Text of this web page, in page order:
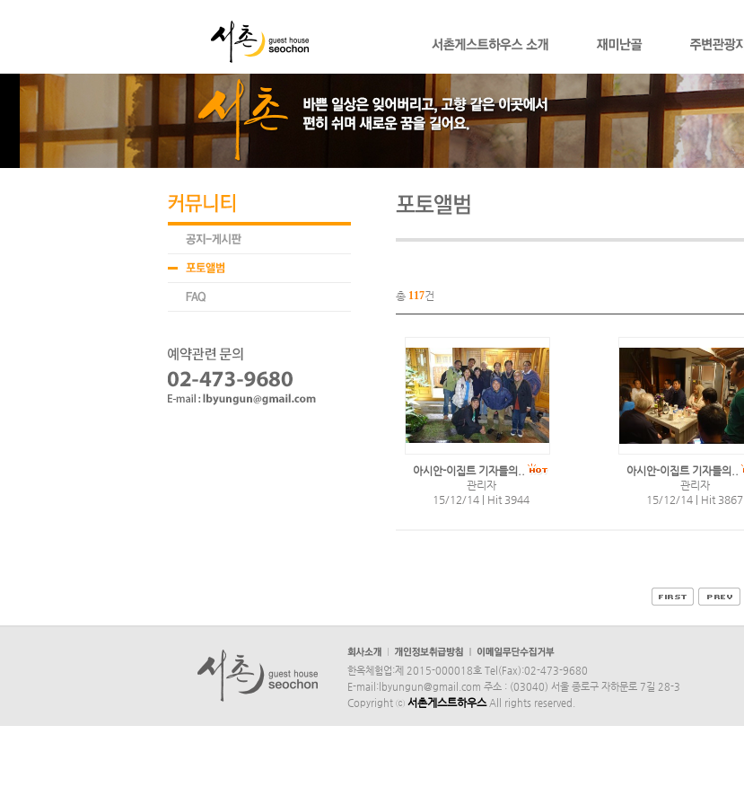
총 117건
아시안-이집트 기자들의..
관리자
15/12/14
Hit 3944
아시안-이집트 기자들의..
관리자
15/12/14
Hit 3867
한옥체험업:제 2015-000018호 Tel(Fax):02-473-9680
E-mail:lbyungun@gmail.com 주소 : (03040) 서울 종로구 자하문로 7길 28-3
Copyright ⓒ 서촌게스트하우스 All rights reserved.